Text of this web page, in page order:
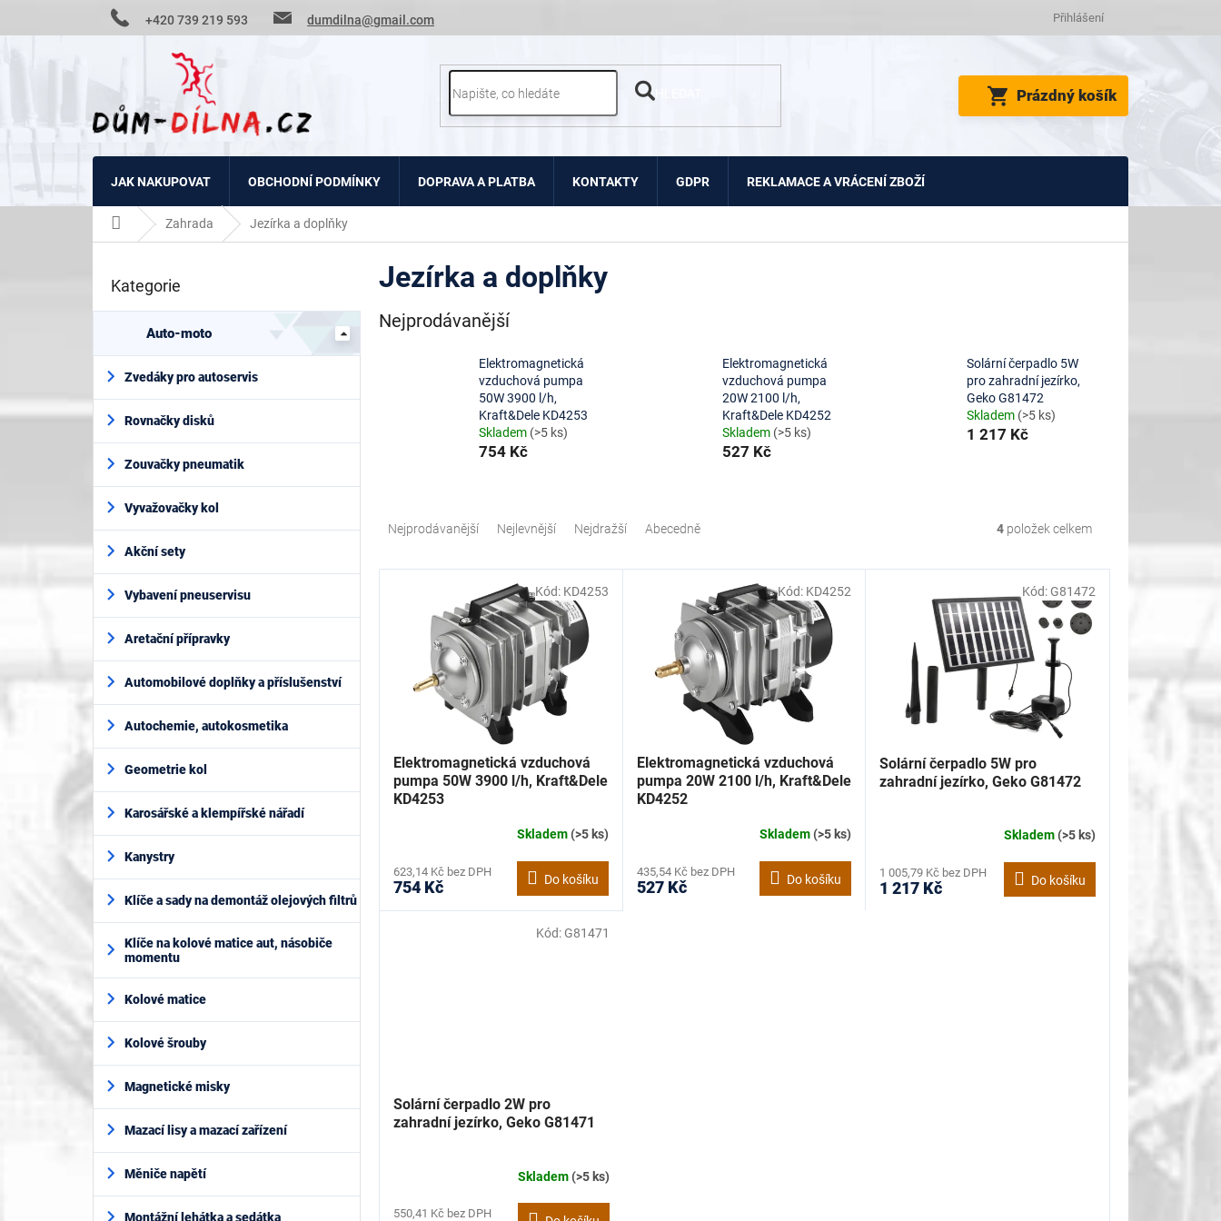
+420 739 219 593 dumdilna@gmail.com Přihlášení
NÁKUPNÍ
KOŠÍK
Prázdný košík
JAK NAKUPOVAT OBCHODNÍ PODMÍNKY DOPRAVA A PLATBA KONTAKTY GDPR REKLAMACE A VRÁCENÍ ZBOŽÍ
Domů Zahrada Jezírka a doplňky
t
a
í
e
Přeskočit
Kategorie
Auto-moto
Zvedáky pro autoservis
Rovnačky disků
Zouvačky pneumatik
Vyvažovačky kol
Akční sety
Vybavení pneuservisu
Aretační přípravky
Automobilové doplňky a příslušenství
Autochemie, autokosmetika
Geometrie kol
Karosářské a klempířské nářadí
Kanystry
Klíče a sady na demontáž olejových filtrů
Klíče na kolové matice aut, násobiče
momentu
Kolové matice
Kolové šrouby
Magnetické misky
Mazací lisy a mazací zařízení
Měniče napětí
Montážní lehátka a sedátka
Jezírka a doplňky
Nejprodávanější
Elektromagnetická
vzduchová pumpa
50W 3900 l/h,
Kraft&Dele KD4253
Skladem (>5 ks)
754 Kč
Elektromagnetická
vzduchová pumpa
20W 2100 l/h,
Kraft&Dele KD4252
Skladem (>5 ks)
527 Kč
Solární čerpadlo 5W
pro zahradní jezírko,
Geko G81472
Skladem (>5 ks)
1 217 Kč
e
Nejprodávanější Nejlevnější Nejdražší Abecedně 4 položek celkem
Elektromagnetická vzduchová
pumpa 50W 3900 l/h, Kraft&Dele
KD4253
Skladem(>5 ks)
623,14 Kč bez DPH
754 Kč Do košíku
Kód: KD4253
Elektromagnetická vzduchová
pumpa 20W 2100 l/h, Kraft&Dele
KD4252
Skladem(>5 ks)
435,54 Kč bez DPH
527 Kč Do košíku
Kód: KD4252
Solární čerpadlo 5W pro
zahradní jezírko, Geko G81472
Skladem(>5 ks)
1 005,79 Kč bez DPH
1 217 Kč Do košíku
Kód: G81472
Solární čerpadlo 2W pro
zahradní jezírko, Geko G81471
Skladem(>5 ks)
550,41 Kč bez DPH
Kód: G81471